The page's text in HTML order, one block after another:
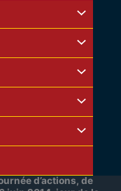
d’actions, de